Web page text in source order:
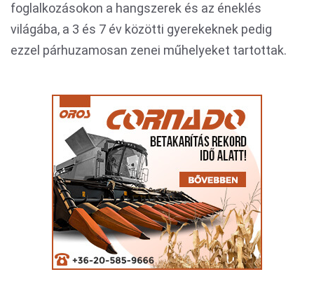
foglalkozásokon a hangszerek és az éneklés
világába, a 3 és 7 év közötti gyerekeknek pedig
ezzel párhuzamosan zenei műhelyeket tartottak.